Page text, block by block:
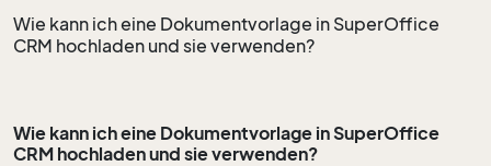
Wie kann ich eine Dokumentvorlage in SuperOffice
CRM hochladen und sie verwenden?
Wie kann ich eine Dokumentvorlage in SuperOffice
CRM hochladen und sie verwenden?